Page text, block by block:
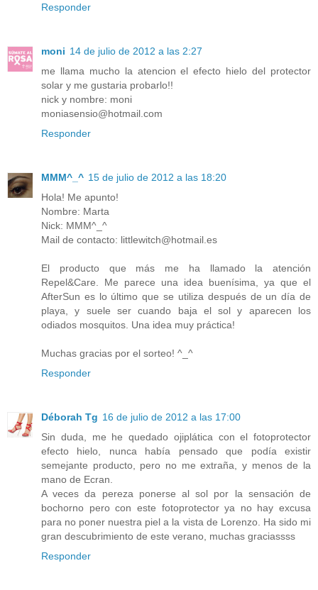
Responder
moni 14 de julio de 2012 a las 2:27
me llama mucho la atencion el efecto hielo del protector
solar y me gustaria probarlo!!
nick y nombre: moni
moniasensio@hotmail.com
Responder
MMM^_^ 15 de julio de 2012 a las 18:20
Hola! Me apunto!
Nombre: Marta
Nick: MMM^_^
Mail de contacto: littlewitch@hotmail.es
El producto que más me ha llamado la atención
Repel&Care. Me parece una idea buenísima, ya que el
AfterSun es lo último que se utiliza después de un día de
playa, y suele ser cuando baja el sol y aparecen los
odiados mosquitos. Una idea muy práctica!
Muchas gracias por el sorteo! ^_^
Responder
Déborah Tg 16 de julio de 2012 a las 17:00
Sin duda, me he quedado ojiplática con el fotoprotector
efecto hielo, nunca había pensado que podía existir
semejante producto, pero no me extraña, y menos de la
mano de Ecran.
A veces da pereza ponerse al sol por la sensación de
bochorno pero con este fotoprotector ya no hay excusa
para no poner nuestra piel a la vista de Lorenzo. Ha sido mi
gran descubrimiento de este verano, muchas graciassss
Responder